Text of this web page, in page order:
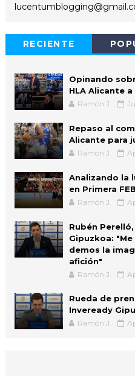
RECIENTE
Opinando
HLA Alicante
Ramón J.
Repaso al
Alicante para
Ramón J.
Analizando la
en Primera
Ramón J.
Rubén
Gipuzkoa:
demos la
afición"
Ramón J.
Rueda de
Inveready
Ramón J.